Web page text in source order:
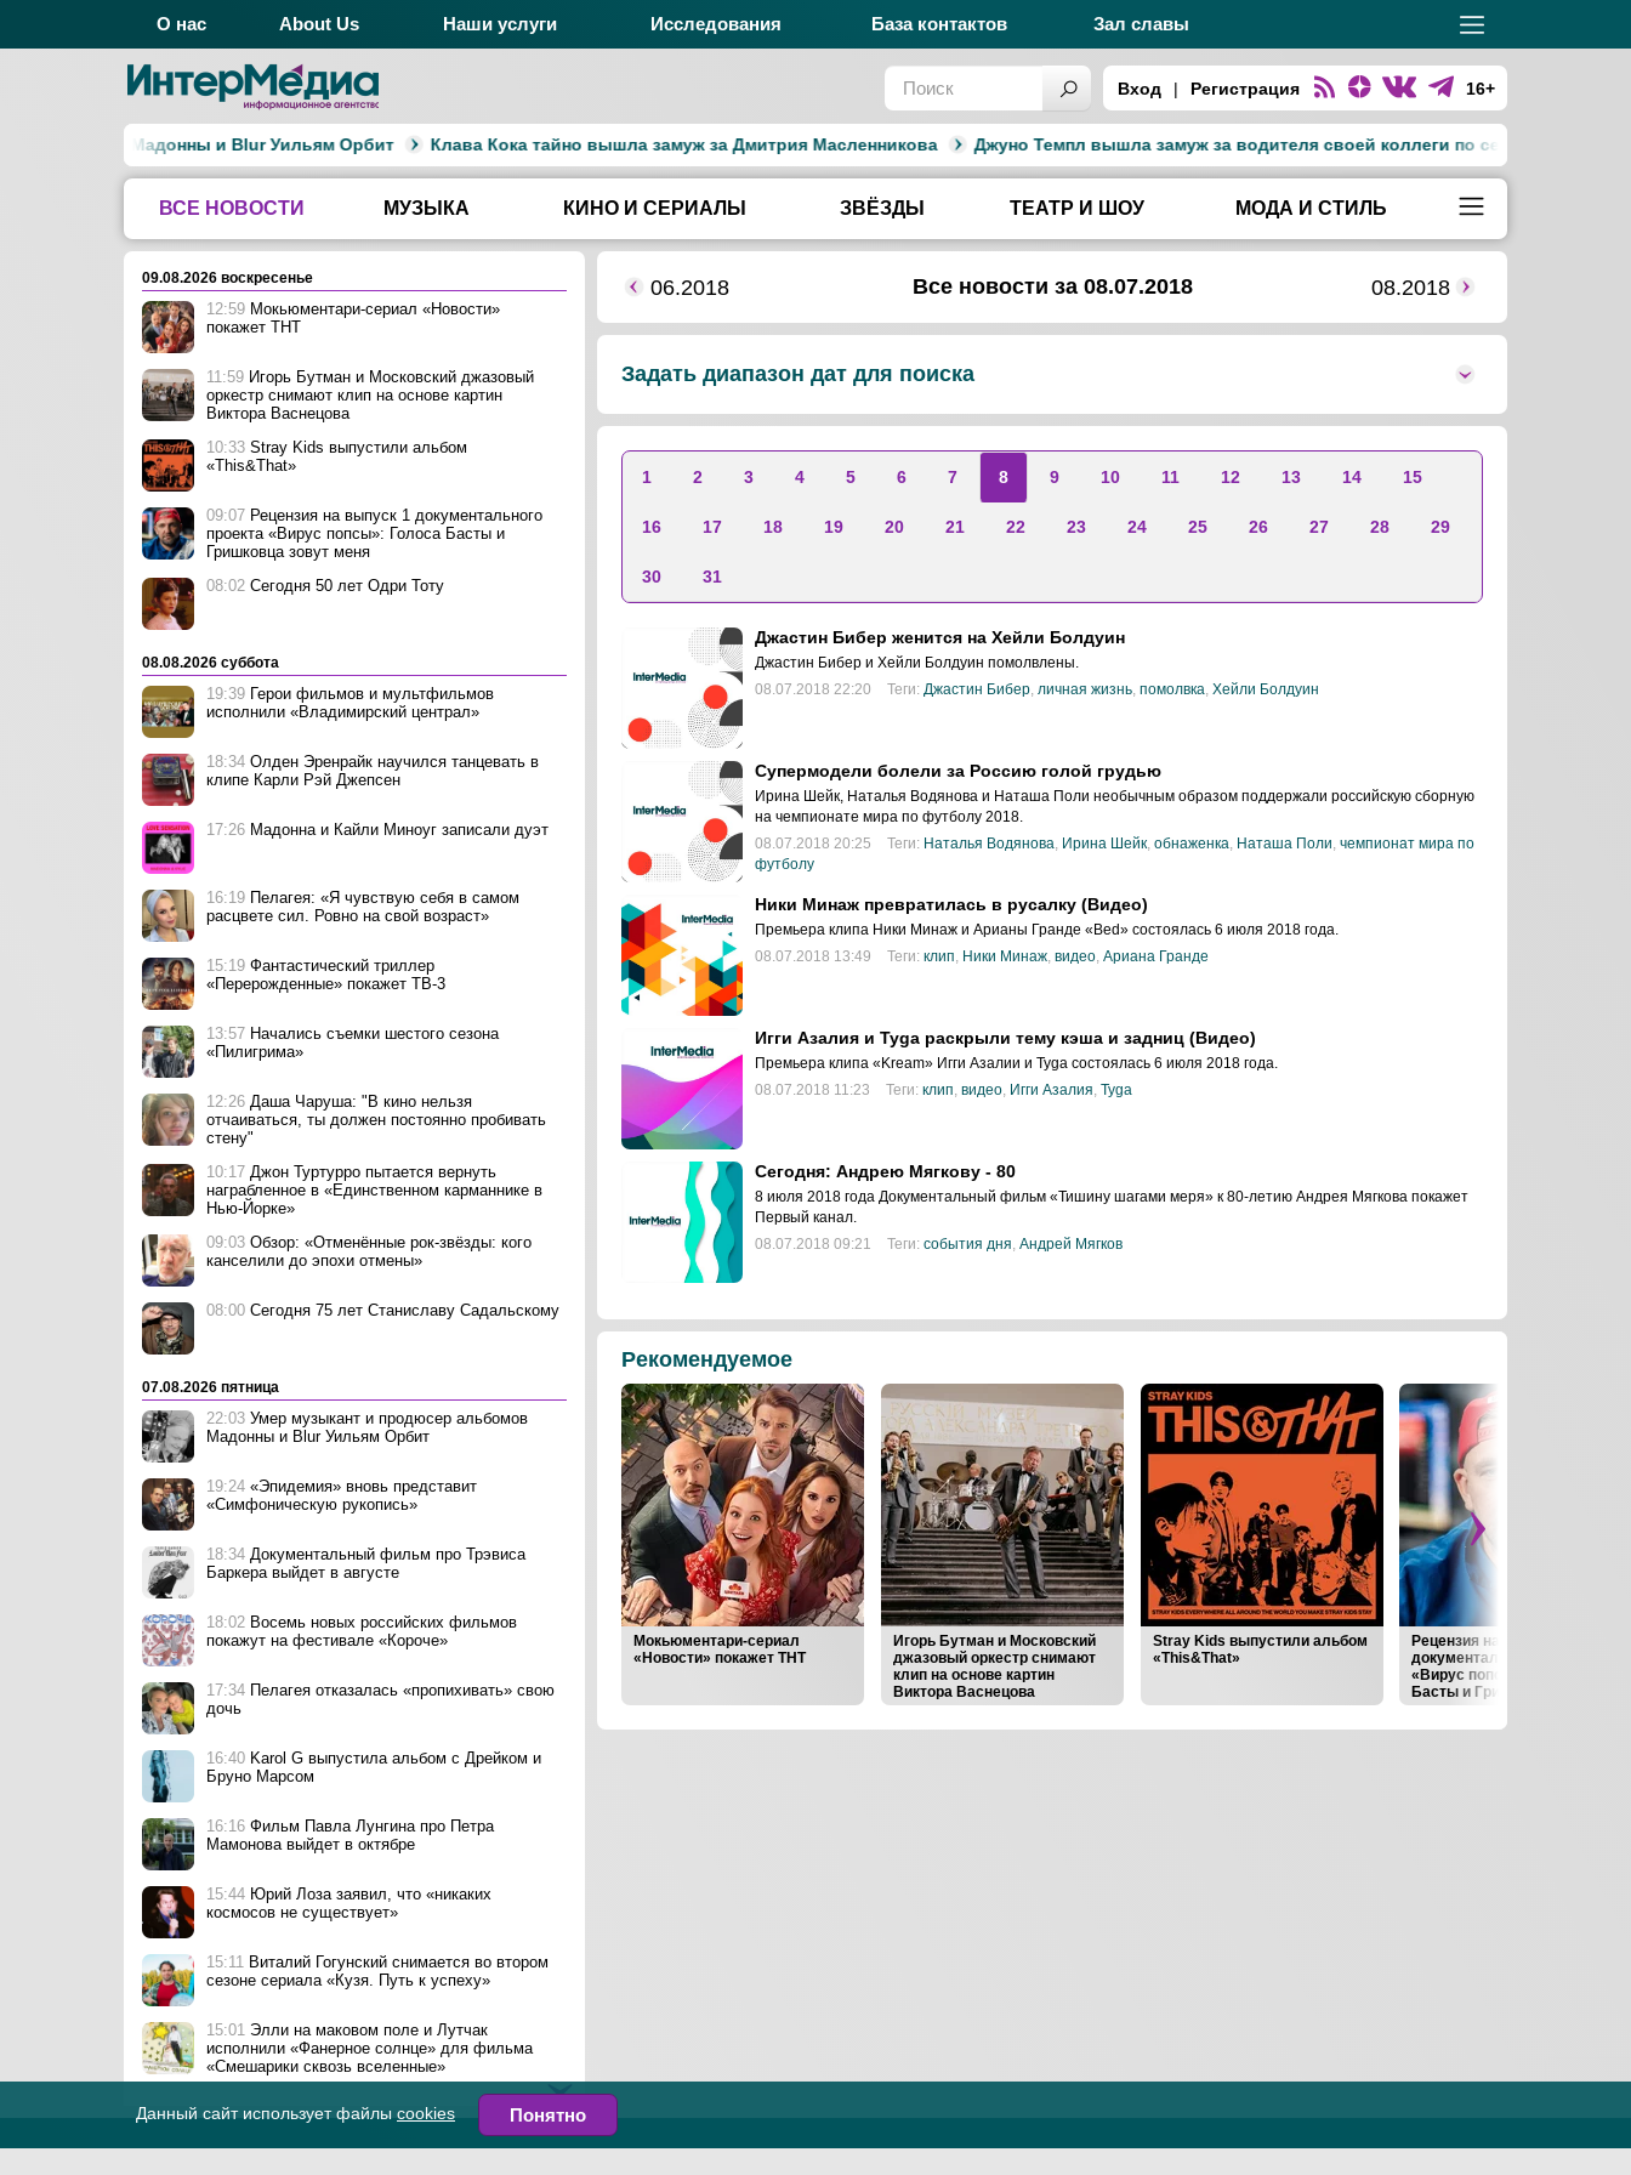
О нас About Us Наши услуги Исследования База контактов Зал славы
Вход | Регистрация 16+
альбомов Мадонны и Blur Уильям Орбит Клава Кока тайно вышла замуж за Дмитрия Масленникова Джуно Темпл вышла замуж за водителя своей коллеги по сериалу «Тед
ВСЕ НОВОСТИ МУЗЫКА КИНО И СЕРИАЛЫ ЗВЁЗДЫ ТЕАТР И ШОУ МОДА И СТИЛЬ
Все новости за 08.07.2018
06.2018 08.2018
Задать диапазон дат для поиска
1 2 3 4 5 6 7 8 9 10 11 12 13 14 15
16 17 18 19 20 21 22 23 24 25 26 27 28 29
30 31
Джастин Бибер женится на Хейли Болдуин
Джастин Бибер и Хейли Болдуин помолвлены.
08.07.2018 22:20
Теги: Джастин Бибер, личная жизнь, помолвка, Хейли Болдуин
Супермодели болели за Россию голой грудью
Ирина Шейк, Наталья Водянова и Наташа Поли необычным образом поддержали российскую сборную
на чемпионате мира по футболу 2018.
08.07.2018 20:25
Теги: Наталья Водянова Ирина Шейк обнаженка Наташа Поли чемпионат мира по
футболу
Ники Минаж превратилась в русалку (Видео)
Премьера клипа Ники Минаж и Арианы Гранде «Bed» состоялась 6 июля 2018 года.
08.07.2018 13:49
Теги: клип, Ники Минаж, видео, Ариана Гранде
Игги Азалия и Tyga раскрыли тему кэша и задниц (Видео)
Премьера клипа «Kream» Игги Азалии и Tyga состоялась 6 июля 2018 года.
08.07.2018 11:23
Теги: клип, видео, Игги Азалия, Tyga
Сегодня: Андрею Мягкову - 80
8 июля 2018 года Документальный фильм «Тишину шагами меря» к 80-летию Андрея Мягкова покажет
Первый канал.
08.07.2018 09:21
Теги: события дня Андрей Мягков
Рекомендуемое
Пелагея: «Я чувствую себя в
самом расцвете сил. Ровно
Фантастический триллер
Мокьюментари-сериал
«Новости» покажет ТНТ
Игорь Бутман и Московский
джазовый оркестр снимают
клип на основе картин
Виктора Васнецова
Stray Kids выпустили альбом
«This&That»
Рецензия на выпуск 1
документального проекта
«Вирус попсы»: Голоса
Басты и Гришковца зовут
меня
09.08.2026 воскресенье
12:59 Мокьюментари-сериал «Новости»
покажет ТНТ
11:59 Игорь Бутман и Московский джазовый
оркестр снимают клип на основе картин
Виктора Васнецова
10:33 Stray Kids выпустили альбом
«This&That»
09:07 Рецензия на выпуск 1 документального
проекта «Вирус попсы»: Голоса Басты и
Гришковца зовут меня
08:02 Сегодня 50 лет Одри Тоту
08.08.2026 суббота
19:39 Герои фильмов и мультфильмов
исполнили «Владимирский централ»
18:34 Олден Эренрайк научился танцевать в
клипе Карли Рэй Джепсен
17:26 Мадонна и Кайли Миноуг записали дуэт
16:19 Пелагея: «Я чувствую себя в самом
расцвете сил. Ровно на свой возраст»
15:19 Фантастический триллер
«Перерожденные» покажет ТВ-3
13:57 Начались съемки шестого сезона
«Пилигрима»
12:26 Даша Чаруша: "В кино нельзя
отчаиваться, ты должен постоянно пробивать
стену"
10:17 Джон Туртурро пытается вернуть
награбленное в «Единственном карманнике в
Нью-Йорке»
09:03 Обзор: «Отменённые рок-звёзды: кого
канселили до эпохи отмены»
08:00 Сегодня 75 лет Станиславу Садальскому
07.08.2026 пятница
22:03 Умер музыкант и продюсер альбомов
Мадонны и Blur Уильям Орбит
19:24 «Эпидемия» вновь представит
«Симфоническую рукопись»
18:34 Документальный фильм про Трэвиса
Баркера выйдет в августе
18:02 Восемь новых российских фильмов
покажут на фестивале «Короче»
17:34 Пелагея отказалась «пропихивать» свою
дочь
16:40 Karol G выпустила альбом с Дрейком и
Бруно Марсом
16:16 Фильм Павла Лунгина про Петра
Мамонова выйдет в октябре
15:44 Юрий Лоза заявил, что «никаких
космосов не существует»
15:11 Виталий Гогунский снимается во втором
сезоне сериала «Кузя. Путь к успеху»
15:01 Элли на маковом поле и Лутчак
исполнили «Фанерное солнце» для фильма
«Смешарики сквозь вселенные»
Владимир Путин объявил благодарность
рэперу ST
Данный сайт использует файлы cookies Понятно